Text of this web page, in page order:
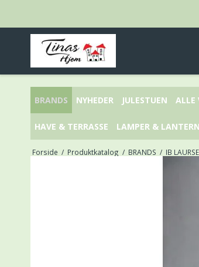
BRANDS NYHEDER JULESTUEN ALLE
HAVE & TERRASSE LAMPER &
Forside / Produktkatalog / BRANDS / IB